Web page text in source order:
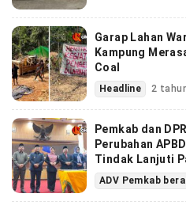
Garap Lahan
Kampung
Coal
Headline 2
Pemkab dan
Perubahan
Tindak Lanjuti
ADV Pemkab